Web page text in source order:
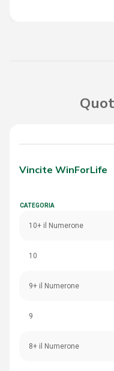
Vincite WinForLife
CATEGORIA
10+ il Numerone
10
9+ il Numerone
9
8+ il Numerone